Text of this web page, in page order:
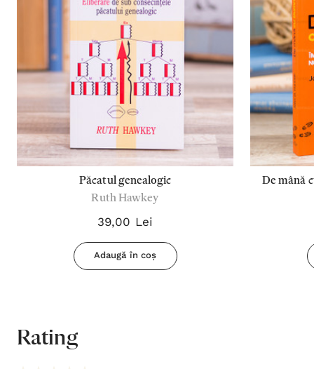
Păcatul genealogic
Ruth Hawkey
39,00 Lei
Adaugă în coș
De mână
Rating